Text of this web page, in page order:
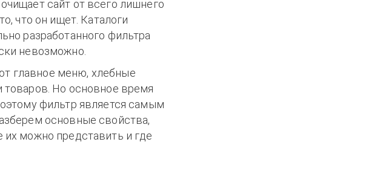
сайт от всего лишнего
что он ищет. Каталоги
разработанного фильтра
невозможно.
главное меню, хлебные
товаров. Но основное время
фильтр является самым
основные свойства,
можно представить и где